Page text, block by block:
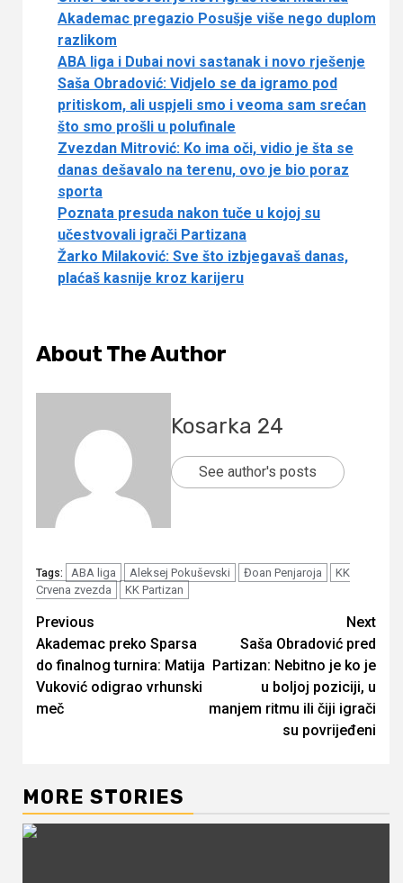
Akademac pregazio Posušje više nego duplom
razlikom
ABA liga i Dubai novi sastanak i novo rješenje
Saša Obradović: Vidjelo se da igramo pod
pritiskom, ali uspjeli smo i veoma sam srećan
što smo prošli u polufinale
Zvezdan Mitrović: Ko ima oči, vidio je šta se
danas dešavalo na terenu, ovo je bio poraz
sporta
Poznata presuda nakon tuče u kojoj su
učestvovali igrači Partizana
Žarko Milaković: Sve što izbjegavaš danas,
plaćaš kasnije kroz karijeru
About The Author
Kosarka 24
See author's posts
Tags: ABA liga Aleksej Pokuševski Đoan Penjaroja
KK
Crvena zvezda
KK Partizan
Continue
Reading
Previous
Akademac preko Sparsa
do finalnog turnira: Matija
Vuković odigrao vrhunski
meč
Next
Saša Obradović pred
Partizan: Nebitno je ko je
u boljoj poziciji, u
manjem ritmu ili čiji igrači
su povrijeđeni
MORE STORIES